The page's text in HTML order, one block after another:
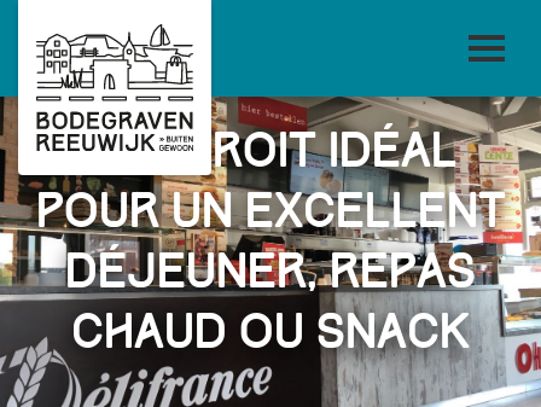
L'endroit idéal
pour un excellent
déjeuner, repas
chaud ou snack